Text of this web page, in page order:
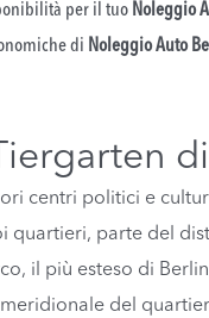
per il tuo Noleggio
di Noleggio Auto
centri politici e
quartieri, parte del
il più esteso di
del